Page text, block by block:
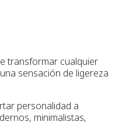
transformar cualquier
sensación de ligereza
personalidad a
minimalistas,